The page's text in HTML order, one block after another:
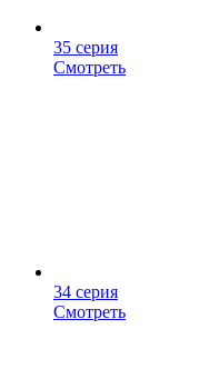
35 серия
Смотреть
34 серия
Смотреть